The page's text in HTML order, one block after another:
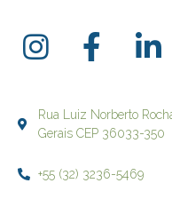
Rua Luiz Norberto
Gerais CEP 36033-350
+55 (32) 3236-5469